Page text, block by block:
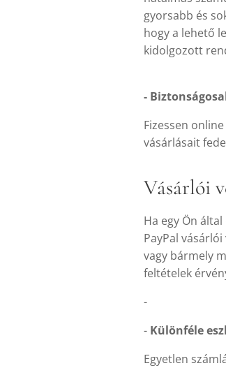
gyorsabb és
hogy a lehető
kidolgozott
-
Fizessen
vásárlásait
Vásárlói
Ha egy Ön
PayPal
vagy bármely
feltételek
-
- Különféle
Egyetlen